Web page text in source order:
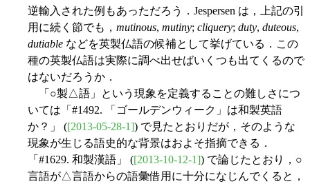
逆輸入された例もあっただろう．Jespersen は，上記の引
用に続く節でも， mutinous, mutiny; cliquery; duty, duteous,
dutiable などを英製仏語の候補として挙げている．この
種の英製仏語は実際に調べ出せばいくつも出てくるので
はないだろうか．
「○製△語」という現象を定義することの難しさにつ
いては「#1492. 「ゴールデンウィーク」は和製英語
か？」 ([2013-05-28-1]) で見たとおりだが，そのような
現象が生じる語史的な背景はおよそ指摘できる．
「#1629. 和製漢語」 ([2013-10-12-1]) で論じたとおり，○
言語が△言語からの語彙借用に十分になじんでくると，